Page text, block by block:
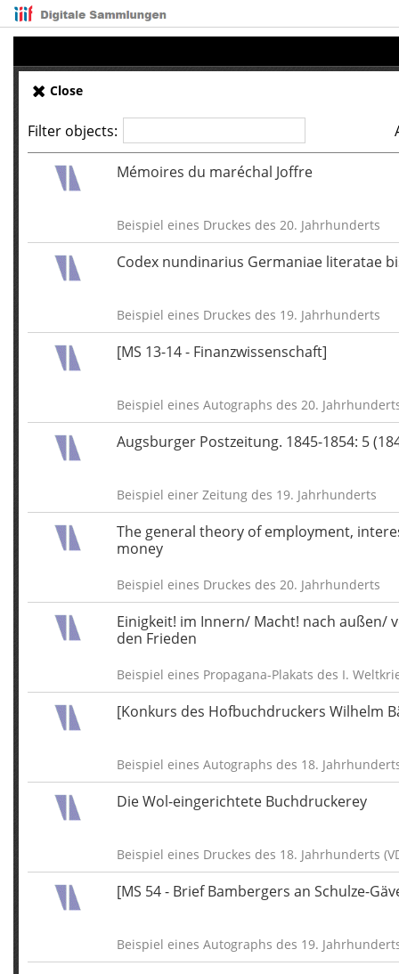
Close
Filter objects:
Mémoires du maréchal Joffre
Beispiel eines Druckes des 20. Jahrhunderts
Codex nundinarius Germaniae literatae
Beispiel eines Druckes des 19. Jahrhunderts
[MS 13-14 - Finanzwissenschaft]
Beispiel eines Autographs des 20.
Augsburger Postzeitung. 1845-1854: 5
Beispiel einer Zeitung des 19. Jahrhunderts
The general theory of employment,
money
Beispiel eines Druckes des 20. Jahrhunderts
Einigkeit! im Innern/ Macht! nach außen/
den Frieden
Beispiel eines Propagana-Plakats des I.
[Konkurs des Hofbuchdruckers Wilhelm
Beispiel eines Autographs des 18.
Die Wol-eingerichtete Buchdruckerey
Beispiel eines Druckes des 18. Jahrhunderts
[MS 54 - Brief Bambergers an Schulze-
Beispiel eines Autographs des 19.